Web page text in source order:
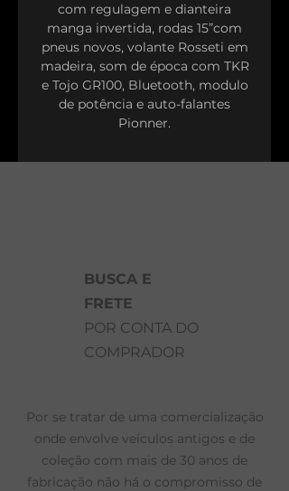
com regulagem e dianteira
manga invertida, rodas 15”com
pneus novos, volante Rosseti em
madeira, som de época com TKR
e Tojo GR100, Bluetooth, modulo
de potência e auto-falantes
Pionner.
BUSCA E
FRETE
POR CONTA DO
COMPRADOR
Por se tratar de uma comercialização
onde envolve veículos antigos e de
coleção com mais de 30 anos de
fabricação não há o compromisso de